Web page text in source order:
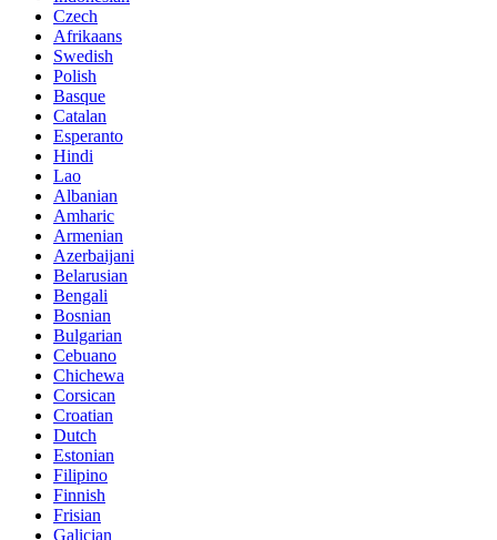
Czech
Afrikaans
Swedish
Polish
Basque
Catalan
Esperanto
Hindi
Lao
Albanian
Amharic
Armenian
Azerbaijani
Belarusian
Bengali
Bosnian
Bulgarian
Cebuano
Chichewa
Corsican
Croatian
Dutch
Estonian
Filipino
Finnish
Frisian
Galician